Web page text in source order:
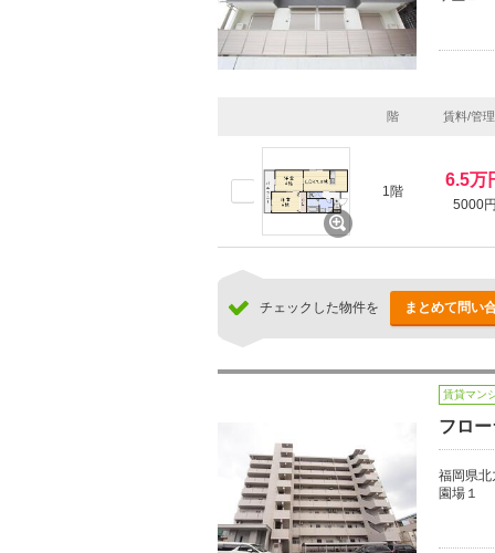
階 賃料/管
1階
6.5万
5000
チェックした物件を まとめて問い
賃貸マン
フロ
福岡県北
園場１